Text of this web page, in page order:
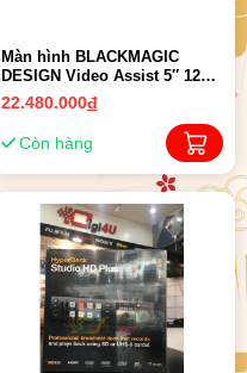
Màn hình BLACKMAGIC
DESIGN Video Assist 5″ 12G-
SDI/HDMI HDR Recording
Monitor | Chính hãng
22.480.000đ
Còn hàng